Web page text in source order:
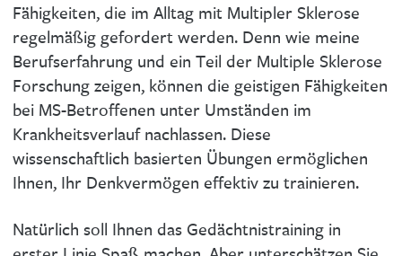
Fähigkeiten, die im Alltag mit Multipler Sklerose
regelmäßig gefordert werden. Denn wie meine
Berufserfahrung und ein Teil der Multiple Sklerose
Forschung zeigen, können die geistigen Fähigkeiten
bei MS-Betroffenen unter Umständen im
Krankheitsverlauf nachlassen. Diese
wissenschaftlich basierten Übungen ermöglichen
Ihnen, Ihr Denkvermögen effektiv zu trainieren.
Natürlich soll Ihnen das Gedächtnistraining in